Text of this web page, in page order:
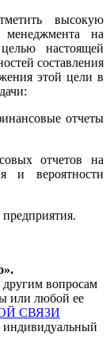
высокую
менеджмента на
настоящей
составления
этой цели в
отчеты
отчетов на
и вероятности
предприятия.
другим вопросам
или любой ее
СВЯЗИ